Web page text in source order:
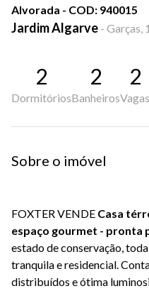
Alvorada - COD: 940015
Jardim Algarve - Garças,
2
Dormitórios
2
Banheiros
2
Vagas
Sobre o imóvel
FOXTER VENDE Casa
espaço gourmet - pronta
estado de conservação,
tranquila e residencial.
distribuídos e ótima